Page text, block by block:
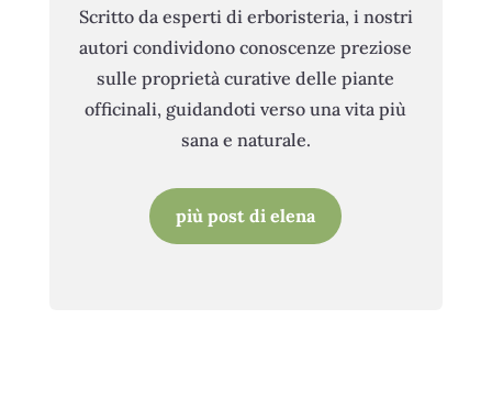
Scritto da esperti di erboristeria, i nostri
autori condividono conoscenze preziose
sulle proprietà curative delle piante
officinali, guidandoti verso una vita più
sana e naturale.
più post di elena